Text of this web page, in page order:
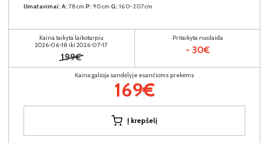
Išmatavimai: A: 78cm P: 90cm G: 160-207cm
Kaina taikyta laikotarpiu
2026-06-18 iki 2026-07-17
199€
Pritaikyta nuolaida
- 30€
Kaina galioja sandėlyje esančioms prekėms
169€
Į krepšelį